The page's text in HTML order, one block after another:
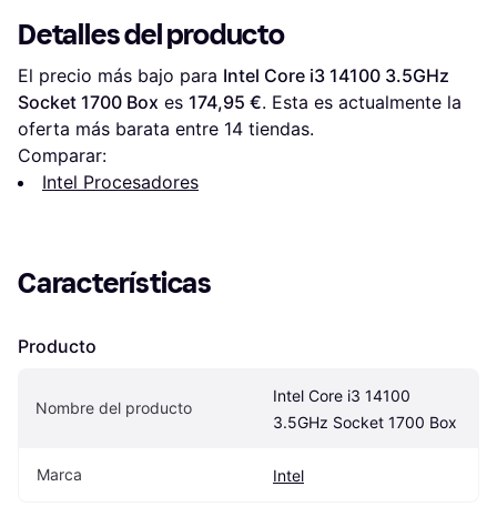
Detalles del producto
El precio más bajo para Intel Core i3 14100 3.5GHz
Socket 1700 Box es 174,95 €. Esta es actualmente la
oferta más barata entre 14 tiendas.
Comparar:
Intel Procesadores
Características
Producto
Nombre del producto
Intel Core i3 14100
3.5GHz Socket 1700 Box
Marca Intel